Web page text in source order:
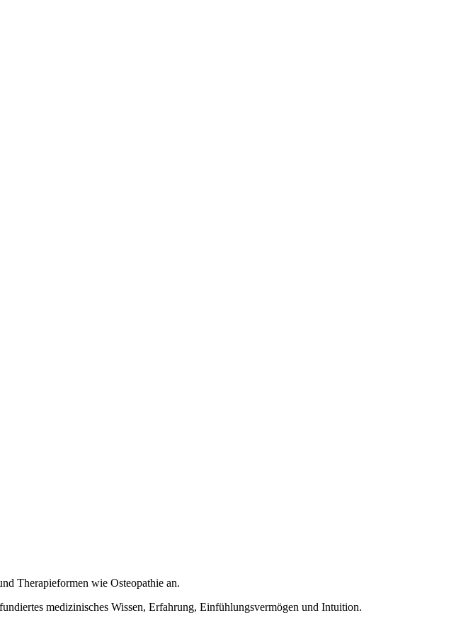
Therapieformen wie Osteopathie an.
medizinisches Wissen, Erfahrung, Einfühlungsvermögen und Intuition.